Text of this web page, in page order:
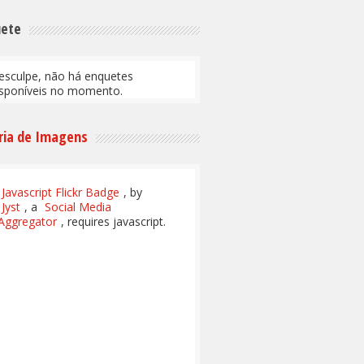
não há enquetes
no momento.
de Imagens
Javascript Flickr Badge , by
Jyst , a Social Media
, requires javascript.